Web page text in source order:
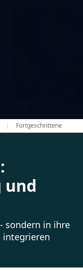
Fortgeschrittene
sondern in ihre
integrieren